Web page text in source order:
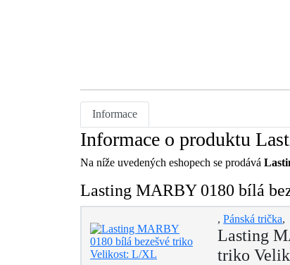
Informace
Informace o produktu
Na níže uvedených eshopech se prodává
Lasting MARBY 0180 bílá
,Pánská trička,
Lasting
triko